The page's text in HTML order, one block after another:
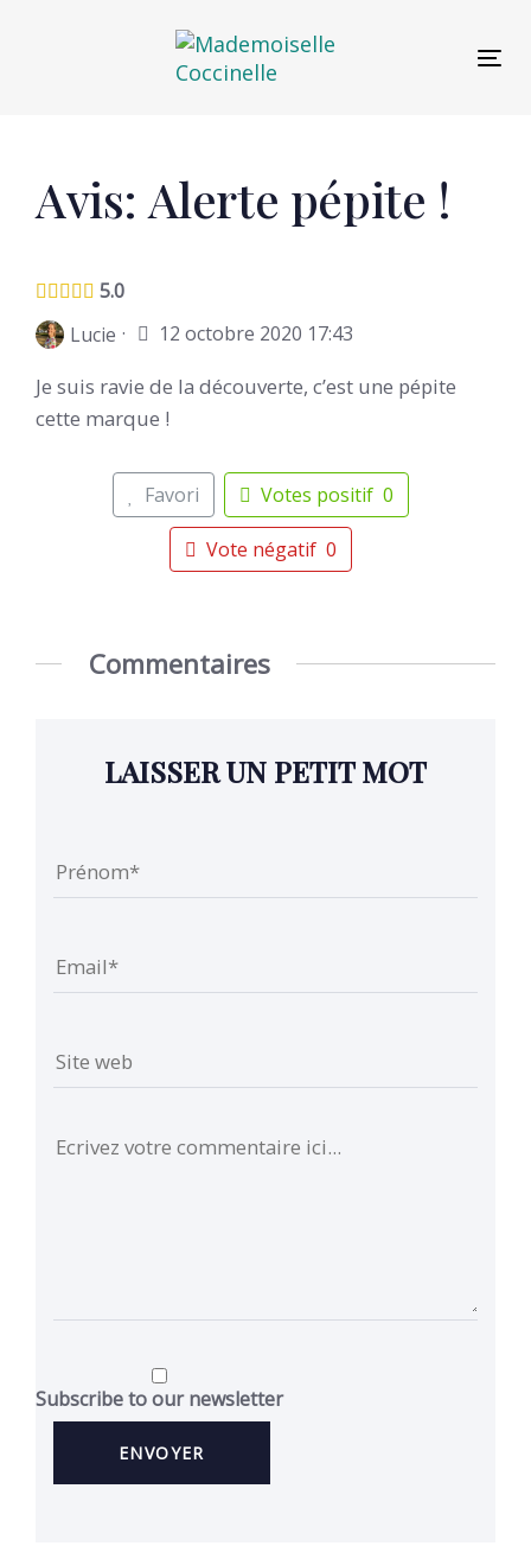
contentAvis: Alerte pépite !
5.0
Lucie · 12 octobre 2020 17:43
Je suis ravie de la découverte, c’est une pépite
cette marque !
Favori Votes positif 0
Vote négatif 0
Commentaires
LAISSER UN PETIT MOT
Subscribe to our newsletter
Post